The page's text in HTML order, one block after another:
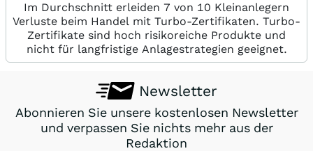
Im Durchschnitt erleiden 7 von 10 Kleinanlegern
Verluste beim Handel mit Turbo-Zertifikaten. Turbo-
Zertifikate sind hoch risikoreiche Produkte und
nicht für langfristige Anlagestrategien geeignet.
Newsletter
Abonnieren Sie unsere kostenlosen Newsletter
und verpassen Sie nichts mehr aus der
Redaktion